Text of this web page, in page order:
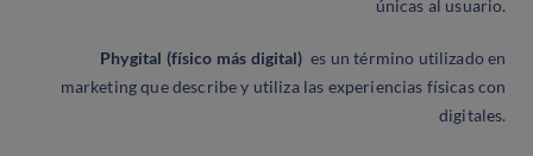
únicas al usuario.
Phygital (físico más digital) es un término utilizado en
marketing que describe y utiliza las experiencias físicas con
digitales.